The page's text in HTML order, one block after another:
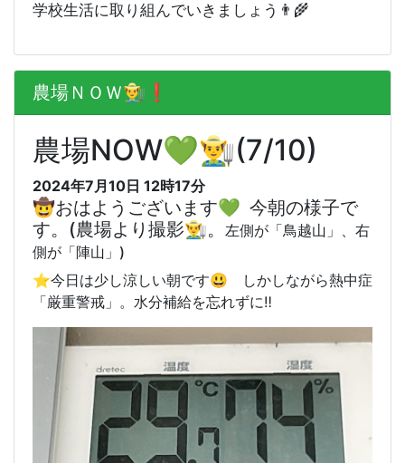
学校生活に取り組んでいきましょう👨‍🌾
農場ＮＯＷ👨‍🌾❗️
農場NOW💚👨‍🌾(7/10)
2024年7月10日 12時17分
🤠おはようございます💚 今朝の様子で
す。(農場より撮影👨‍🌾。
左側が「鳥越山」、右
側が「陣山」)
⭐️今日は少し涼しい朝です😃 しかしながら熱中症
「厳重警戒」。水分補給を忘れずに‼️